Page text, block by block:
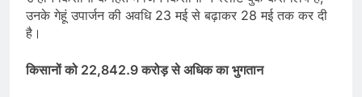
उनके गेहूं उपार्जन की अवधि 23 मई से बढ़ाकर 28 मई तक कर दी
है।
किसानों को 22,842.9 करोड़ से अधिक का भुगतान